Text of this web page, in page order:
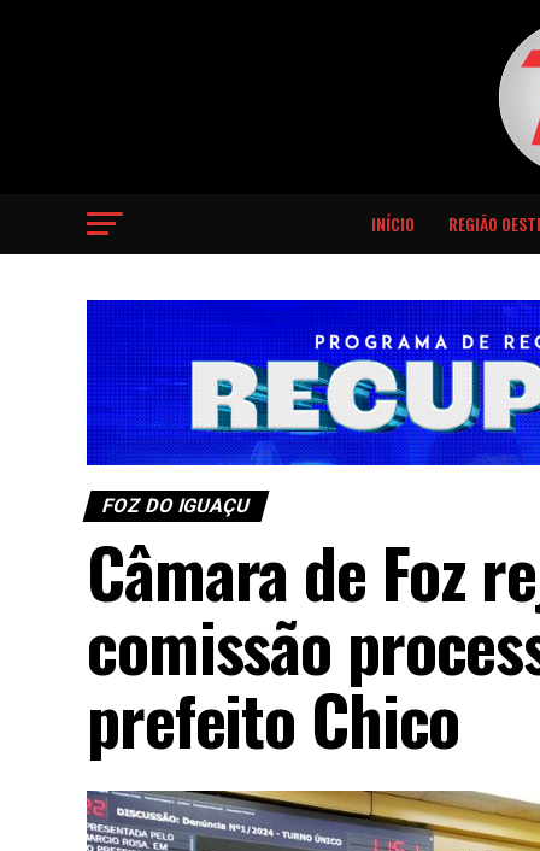
INÍCIO REGIÃO
FOZ DO IGUAÇU
Câmara de Foz
comissão
prefeito Chico